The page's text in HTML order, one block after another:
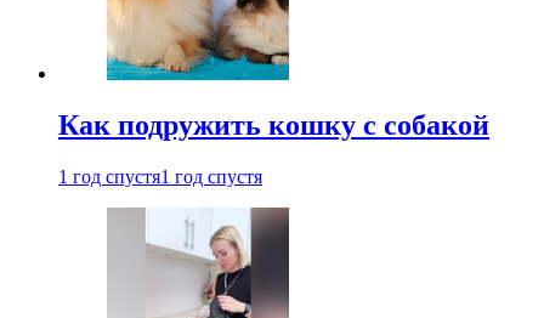
Как подружить кошку с собакой
1 год спустя1 год спустя